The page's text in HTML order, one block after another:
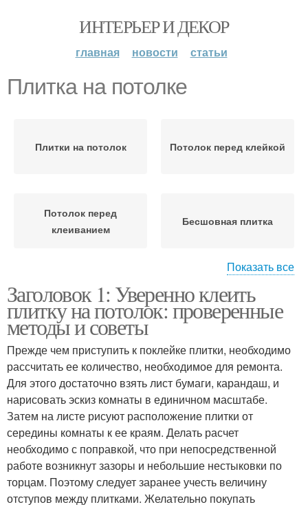
ИНТЕРЬЕР И ДЕКОР
главная новости статьи
Плитка на потолке
Плитки на потолок Потолок перед клейкой
Потолок перед
клеиванием
Бесшовная плитка
Плитки на потолке Потолочная плитка
Стены под плитку
Плитки при
приклеивании
Монтаж на
неразмеченный потолок
Показать все
Заголовок 1: Уверенно клеить
плитку на потолок: проверенные
методы и советы
Прежде чем приступить к поклейке плитки, необходимо
рассчитать ее количество, необходимое для ремонта.
Для этого достаточно взять лист бумаги, карандаш, и
нарисовать эскиз комнаты в единичном масштабе.
Затем на листе рисуют расположение плитки от
середины комнаты к ее краям. Делать расчет
необходимо с поправкой, что при непосредственной
работе возникнут зазоры и небольшие нестыковки по
торцам. Поэтому следует заранее учесть величину
отступов между плитками. Желательно покупать